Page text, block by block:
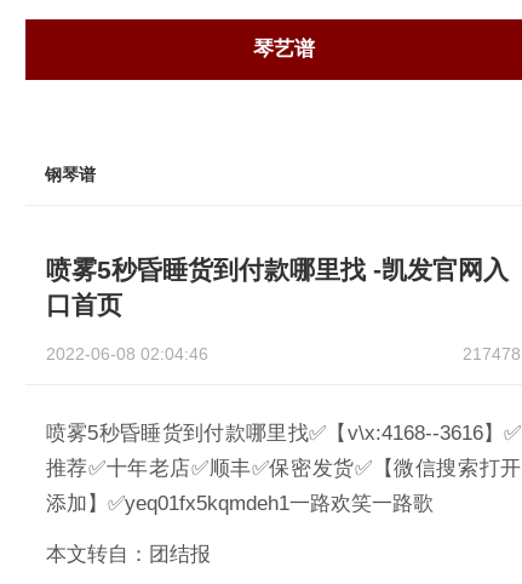
琴艺谱
钢琴谱
喷雾5秒昏睡货到付款哪里找 -凯发官网入
口首页
2022-06-08 02:04:46 217478
喷雾5秒昏睡货到付款哪里找✅【v\x:4168--3616】✅
推荐✅十年老店✅顺丰✅保密发货✅【微信搜索打开
添加】✅yeq01fx5kqmdeh1一路欢笑一路歌
本文转自：团结报